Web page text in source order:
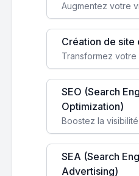
Création de
SEO (Search
Optimization)
SEA (Search
Advertising)